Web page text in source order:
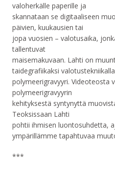
valoherkälle paperille ja
skannataan se digitaaliseen
päivien, kuukausien tai
jopa vuosien – valotusaika,
tallentuvat
maisemakuvaan. Lahti on
taidegrafiikaksi valotustekniikalla
polymeerigravyyri. Videoteosta
polymeerigravyyrin
kehityksestä syntynyttä
Teoksissaan Lahti
pohtii ihmisen luontosuhdetta,
ympärillämme tapahtuvaa
***